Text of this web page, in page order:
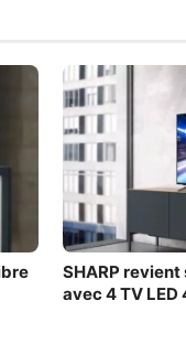
SHARP
avec 4 TV LED